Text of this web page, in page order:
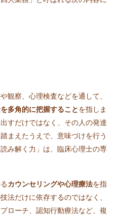
観察、心理検査などを通して、
多角的に把握することを指しま
すだけではなく、その人の発達
まえたうえで、意味づけを行う
み解く力」は、臨床心理士の専
カウンセリングや心理療法を指
法だけに依存するのではなく、
ローチ、認知行動療法など、複